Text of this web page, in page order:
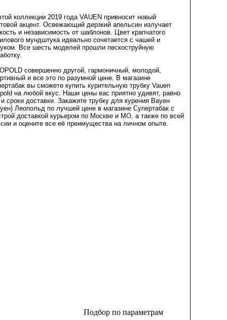
коллекции 2019 года VAUEN привносит новый
акцент. Освежающий дерзкий апельсин излучает
и независимость от шаблонов. Цвет крапчатого
мундштука идеально сочетается с чашей и
Все шесть моделей прошли пескоструйную
совершенно другой, гармоничный, молодой,
и все это по разумной цене. В магазине
вы сможете купить курительную трубку Vauen
на любой вкус. Наши цены вас приятно удивят, равно
и сроки доставки. Закажите трубку для курения Вауен
Леопольд по лучшей цене в магазине Супертабак с
доставкой курьером по Москве и МО, а также по всей
и оцените все её преимущества на личном опыте.
Подбор по параметрам